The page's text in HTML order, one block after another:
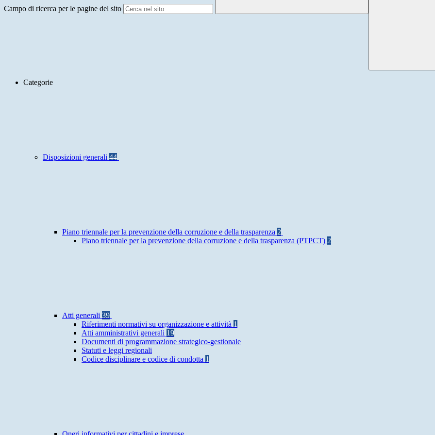
Campo di ricerca per le pagine del sito
Categorie
Disposizioni generali 44
Piano triennale per la prevenzione della corruzione e della trasparenza 2
Piano triennale per la prevenzione della corruzione e della trasparenza (PTPCT) 2
Atti generali 39
Riferimenti normativi su organizzazione e attività 1
Atti amministrativi generali 19
Documenti di programmazione strategico-gestionale
Statuti e leggi regionali
Codice disciplinare e codice di condotta 1